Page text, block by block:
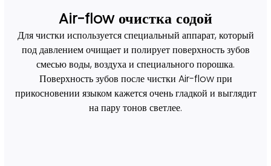
Air-flow очистка содой
Для чистки используется специальный аппарат, который
под давлением очищает и полирует поверхность зубов
смесью воды, воздуха и специального порошка.
Поверхность зубов после чистки Air-flow при
прикосновении языком кажется очень гладкой и выглядит
на пару тонов светлее.